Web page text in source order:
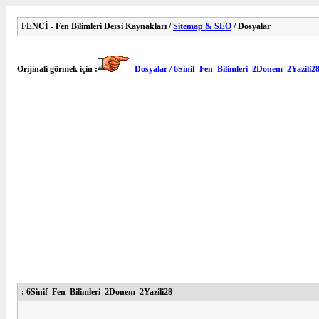
FENCİ - Fen Bilimleri Dersi Kaynakları /Sitemap & SEO / Dosyalar
Orijinali görmek için : Dosyalar / 6Sinif_Fen_Bilimleri_2Donem_2Yazili28
: 6Sinif_Fen_Bilimleri_2Donem_2Yazili28